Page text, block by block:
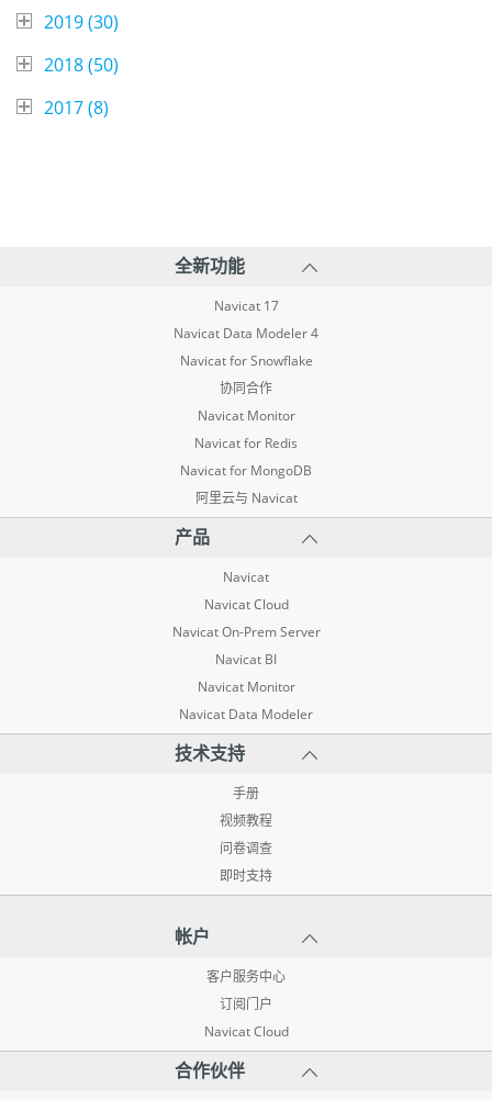
2019 (30)
2018 (50)
2017 (8)
全新功能
Navicat 17
Navicat Data Modeler 4
Navicat for Snowflake
协同合作
Navicat Monitor
Navicat for Redis
Navicat for MongoDB
阿里云与 Navicat
产品
Navicat
Navicat Cloud
Navicat On-Prem Server
Navicat BI
Navicat Monitor
Navicat Data Modeler
技术支持
手册
视频教程
问卷调查
即时支持
帐户
客户服务中心
订阅门户
Navicat Cloud
合作伙伴